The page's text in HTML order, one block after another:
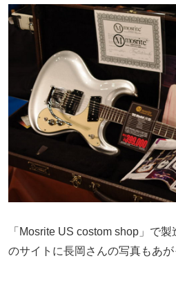
「Mosrite US costom shop」で製
のサイトに長岡さんの写真もあが